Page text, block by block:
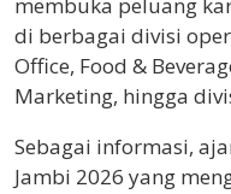
di berbagai divisi
Office, Food &
Marketing, hingga
Sebagai informasi,
Jambi 2026 yang